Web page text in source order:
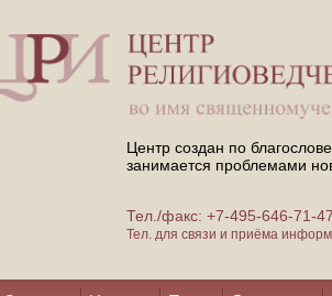
Центр создан по
занимается проблемами
Тел./факс: +7-495-646-
Тел. для связи и приёма